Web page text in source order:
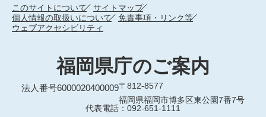
このサイトについて
サイトマップ
個人情報の取扱いについて
免責事項・リンク等
ウェブアクセシビリティ
福岡県庁のご案内
法人番号6000020400009〒812-8577
福岡県福岡市博多区東公園7番7号
代表電話：092-651-1111